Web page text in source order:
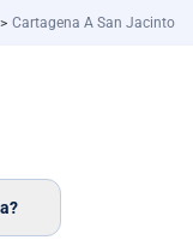
> Cartagena A San Jacinto